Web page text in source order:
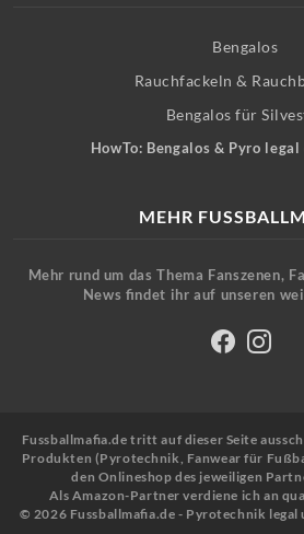
Bengalos
Rauchfackeln &
Bengalos für
HowTo: Bengalos & Pyro
MEHR
Mehr rund um das Thema Fanszenen,
News findet ihr auf unseren
Fussballmafia.de tritt auf dieser Seite
Produkten (Pyrotechnik, Fanwear für
den Onlineshop des jeweiligen
Als Amazon-Partner verdiene ich an
© 2026 Fussballmafia.de - Pyrotechnik legal